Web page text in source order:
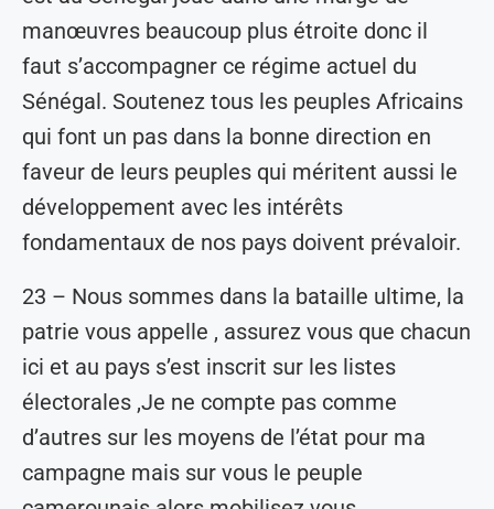
manœuvres beaucoup plus étroite donc il
faut s’accompagner ce régime actuel du
Sénégal. Soutenez tous les peuples Africains
qui font un pas dans la bonne direction en
faveur de leurs peuples qui méritent aussi le
développement avec les intérêts
fondamentaux de nos pays doivent prévaloir.
23 – Nous sommes dans la bataille ultime, la
patrie vous appelle , assurez vous que chacun
ici et au pays s’est inscrit sur les listes
électorales ,Je ne compte pas comme
d’autres sur les moyens de l’état pour ma
campagne mais sur vous le peuple